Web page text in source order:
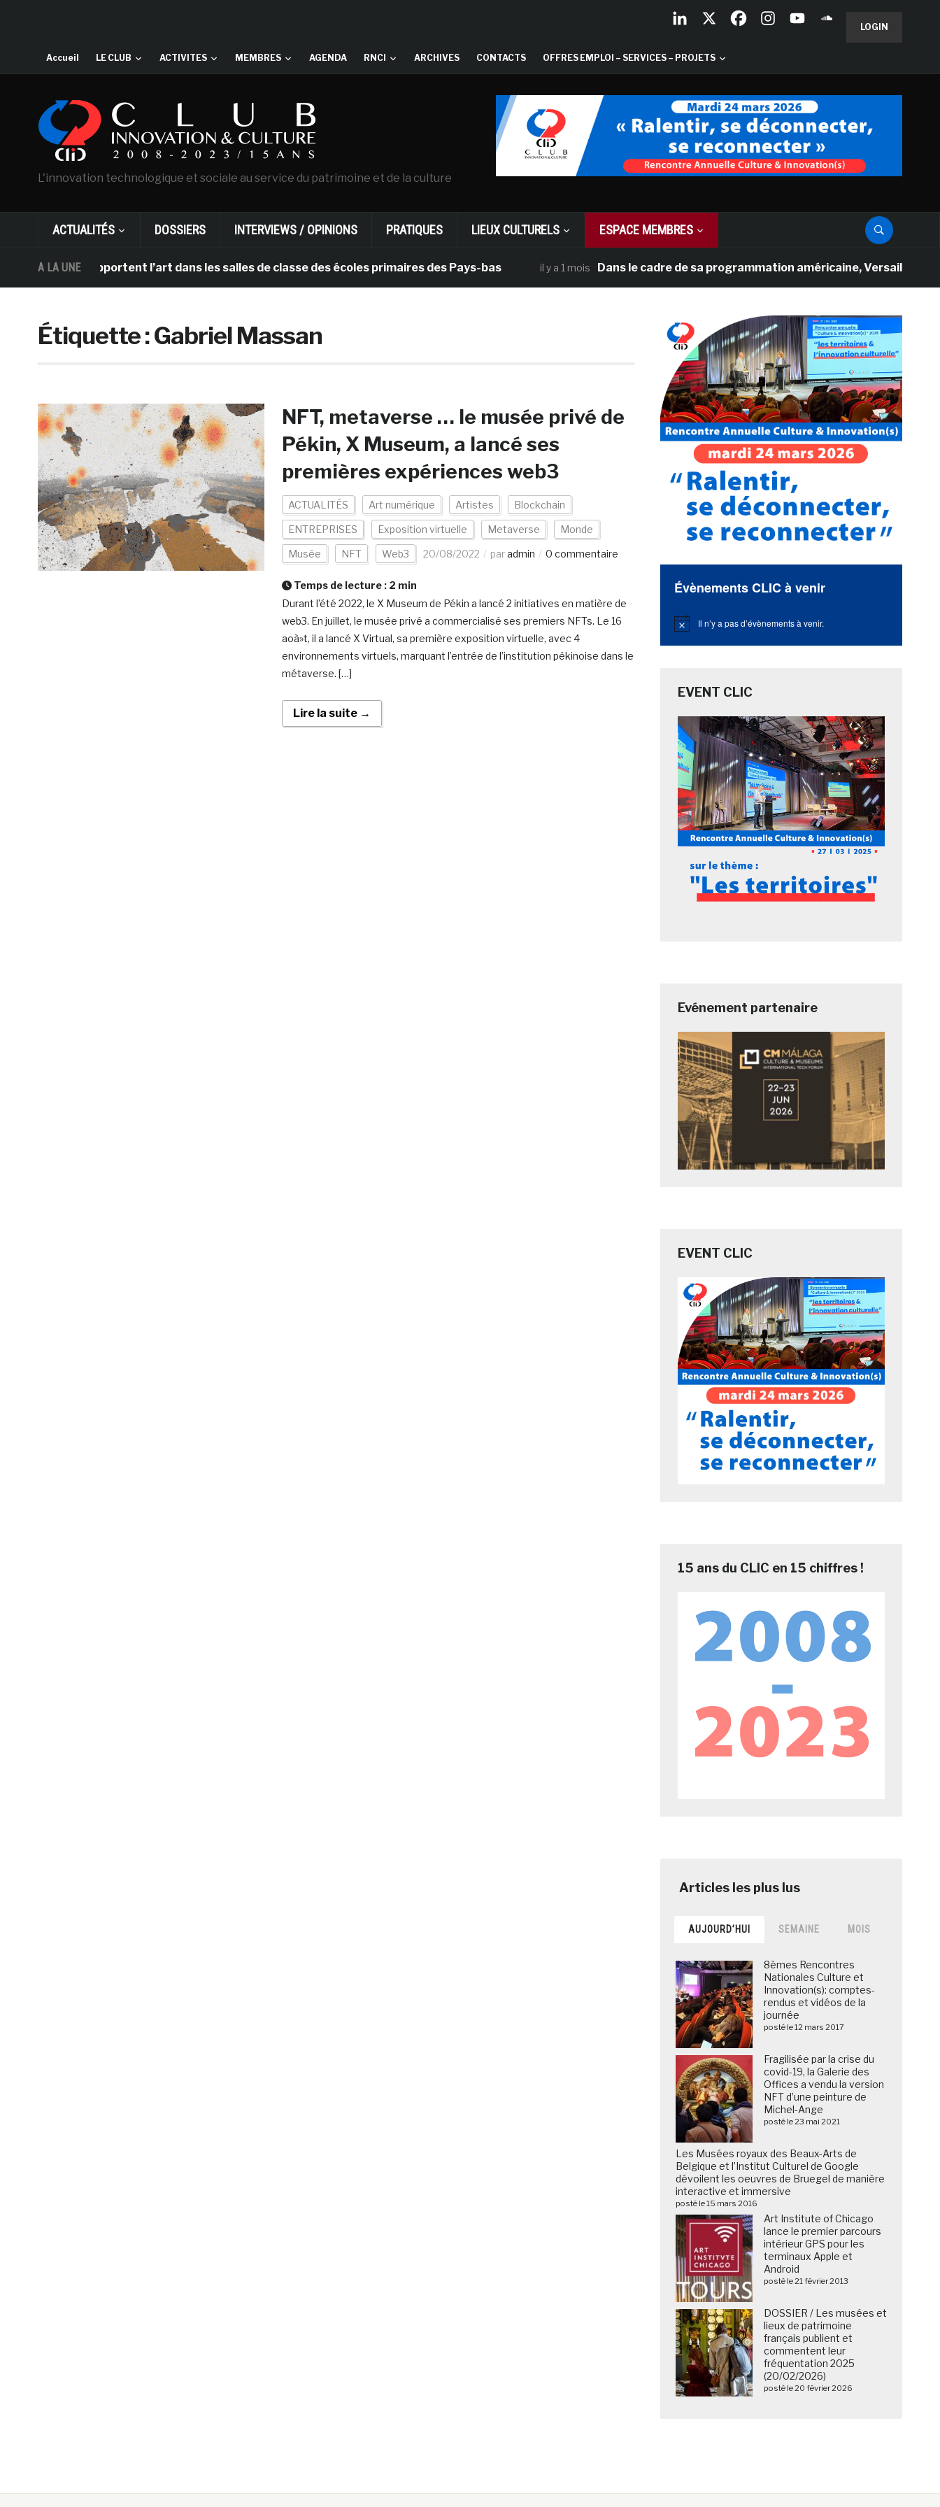
LOGIN
Accueil LE CLUB ACTIVITES MEMBRES AGENDA RNCI ARCHIVES CONTACTS OFFRES EMPLOI – SERVICES – PROJETS
L'innovation technologique et sociale au service du patrimoine et de la culture
ACTUALITÉS DOSSIERS INTERVIEWS / OPINIONS PRATIQUES LIEUX CULTURELS ESPACE MEMBRES
A LA UNE
et DHL apportent l’art dans les salles de classe des écoles primaires des Pays-bas il y a 1 mois Dans le cadre de sa programmation américaine, Versailles
Étiquette :Gabriel Massan
NFT, metaverse … le musée privé de
Pékin, X Museum, a lancé ses
premières expériences web3
ACTUALITÉS Art numérique Artistes Blockchain
ENTREPRISES Exposition virtuelle Metaverse Monde
Musée NFT Web3 20/08/2022 paradmin 0 commentaire
Temps de lecture : 2 min
Durant l’été 2022, le X Museum de Pékin a lancé 2 initiatives en matière de
web3. En juillet, le musée privé a commercialisé ses premiers NFTs. Le 16
aoà»t, il a lancé X Virtual, sa première exposition virtuelle, avec 4
environnements virtuels, marquant l’entrée de l’institution pékinoise dans le
métaverse. […]
Lire la suite →
Évènements CLIC à venir
Notice Il n’y a pas d’évènements à venir.
EVENT CLIC
Evénement partenaire
EVENT CLIC
15 ans du CLIC en 15 chiffres !
AUJOURD’HUI SEMAINE MOIS
8èmes Rencontres
Nationales Culture et
Innovation(s): comptes-
rendus et vidéos de la
journée
posté le 12 mars 2017
Fragilisée par la crise du
covid-19, la Galerie des
Offices a vendu la version
NFT d’une peinture de
Michel-Ange
posté le 23 mai 2021
Les Musées royaux des Beaux-Arts de
Belgique et l’Institut Culturel de Google
dévoilent les oeuvres de Bruegel de manière
interactive et immersive
posté le 15 mars 2016
Art Institute of Chicago
lance le premier parcours
intérieur GPS pour les
terminaux Apple et
Android
posté le 21 février 2013
DOSSIER / Les musées et
lieux de patrimoine
français publient et
commentent leur
fréquentation 2025
(20/02/2026)
posté le 20 février 2026